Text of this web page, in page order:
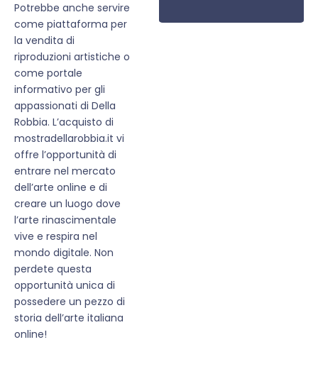
Potrebbe anche servire
come piattaforma per
la vendita di
riproduzioni artistiche o
come portale
informativo per gli
appassionati di Della
Robbia. L’acquisto di
mostradellarobbia.it vi
offre l’opportunità di
entrare nel mercato
dell’arte online e di
creare un luogo dove
l’arte rinascimentale
vive e respira nel
mondo digitale. Non
perdete questa
opportunità unica di
possedere un pezzo di
storia dell’arte italiana
online!